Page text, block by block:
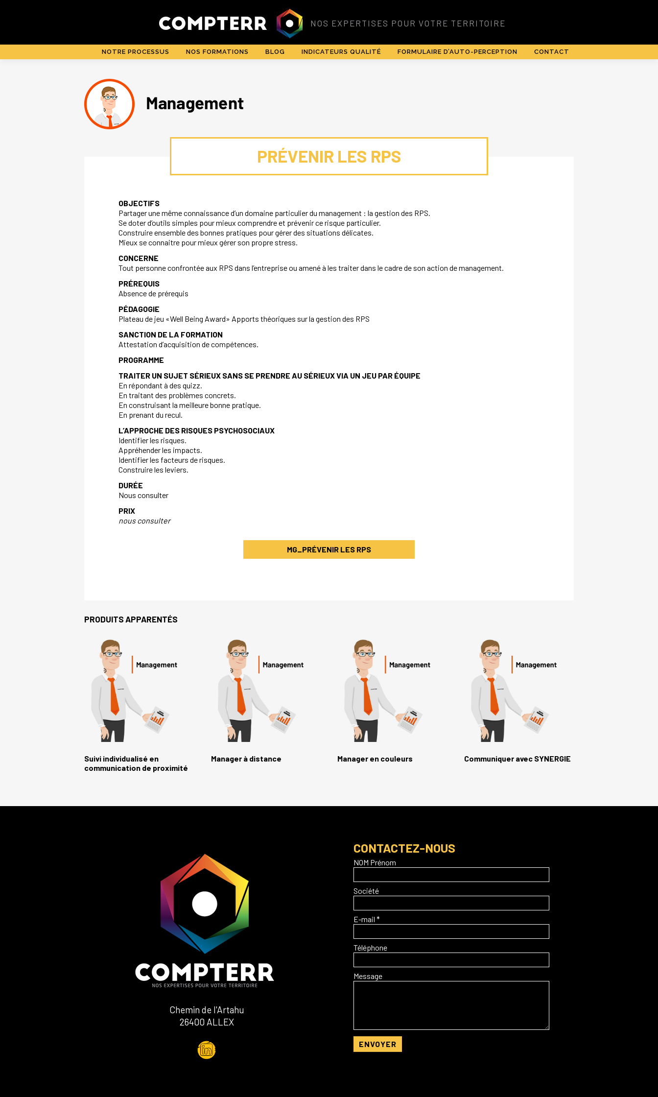
NOTRE PROCESSUS NOS FORMATIONS BLOG INDICATEURS QUALITÉ FORMULAIRE D’AUTO-PERCEPTION CONTACT
PRÉVENIR LES RPS
OBJECTIFS
Partager une même connaissance d’un domaine particulier du management : la gestion des RPS.
Se doter d’outils simples pour mieux comprendre et prévenir ce risque particulier.
Construire ensemble des bonnes pratiques pour gérer des situations délicates.
Mieux se connaitre pour mieux gérer son propre stress.
CONCERNE
Tout personne confrontée aux RPS dans l’entreprise ou amené à les traiter dans le cadre de son action de management.
PRÉREQUIS
Absence de prérequis
PÉDAGOGIE
Plateau de jeu «Well Being Award» Apports théoriques sur la gestion des RPS
SANCTION DE LA FORMATION
Attestation d’acquisition de compétences.
PROGRAMME
TRAITER UN SUJET SÉRIEUX SANS SE PRENDRE AU SÉRIEUX VIA UN JEU PAR ÉQUIPE
En répondant à des quizz.
En traitant des problèmes concrets.
En construisant la meilleure bonne pratique.
En prenant du recul.
L’APPROCHE DES RISQUES PSYCHOSOCIAUX
Identifier les risques.
Appréhender les impacts.
Identifier les facteurs de risques.
Construire les leviers.
DURÉE
Nous consulter
PRIX
nous consulter
MG_PRÉVENIR LES RPS
PRODUITS APPARENTÉS
Suivi individualisé en
communication de proximité
Manager à distance Manager en couleurs Communiquer avec SYNERGIE
Chemin de l'Artahu
26400 ALLEX
CONTACTEZ-NOUS
NOM Prénom
Société
E-mail *
Téléphone
Message